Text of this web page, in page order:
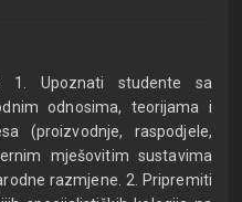
1. Upoznati studente sa
odnosima, teorijama i
(proizvodnje, raspodjele,
mješovitim sustavima
razmjene. 2. Pripremiti